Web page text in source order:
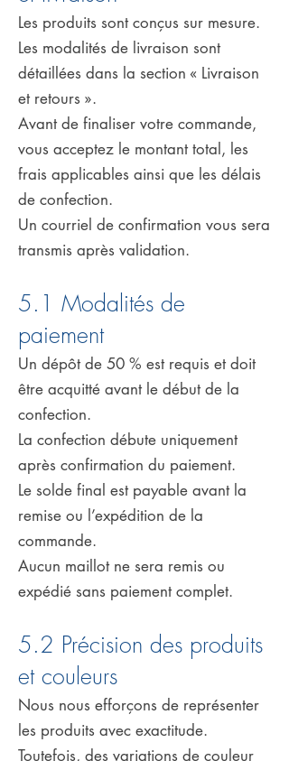
Les produits sont conçus sur mesure.
Les modalités de livraison sont
détaillées dans la section « Livraison
et retours ».
Avant de finaliser votre commande,
vous acceptez le montant total, les
frais applicables ainsi que les délais
de confection.
Un courriel de confirmation vous sera
transmis après validation.
5.1 Modalités de
paiement
Un dépôt de 50 % est requis et doit
être acquitté avant le début de la
confection.
La confection débute uniquement
après confirmation du paiement.
Le solde final est payable avant la
remise ou l’expédition de la
commande.
Aucun maillot ne sera remis ou
expédié sans paiement complet.
5.2 Précision des produits
et couleurs
Nous nous efforçons de représenter
les produits avec exactitude.
Toutefois, des variations de couleur